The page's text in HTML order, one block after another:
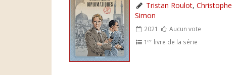
Tristan Roulot, Christophe
Simon
2021
Aucun vote
1er livre de la série